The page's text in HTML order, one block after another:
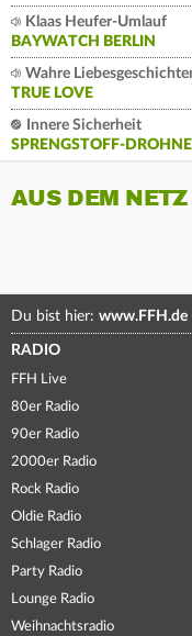
Klaas Heufer-Umlauf
BAYWATCH BERLIN
Wahre
TRUE LOVE
Innere Sicherheit
SPRENGSTOFF-
AUS DEM NETZ
Du bist hier: www.FFH.de
RADIO
FFH Live
80er Radio
90er Radio
2000er Radio
Rock Radio
Oldie Radio
Schlager Radio
Party Radio
Lounge Radio
Weihnachtsradio